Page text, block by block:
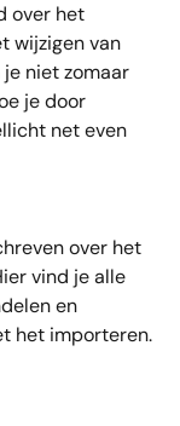
over het
wijzigen van
niet zomaar
je door
net even
over het
vind je alle
en
het importeren.